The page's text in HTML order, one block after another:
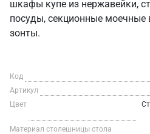
шкафы купе из нержавейки,
посуды, секционные моечные
зонты.
Код
Артикул
Цвет
Материал столешницы стола